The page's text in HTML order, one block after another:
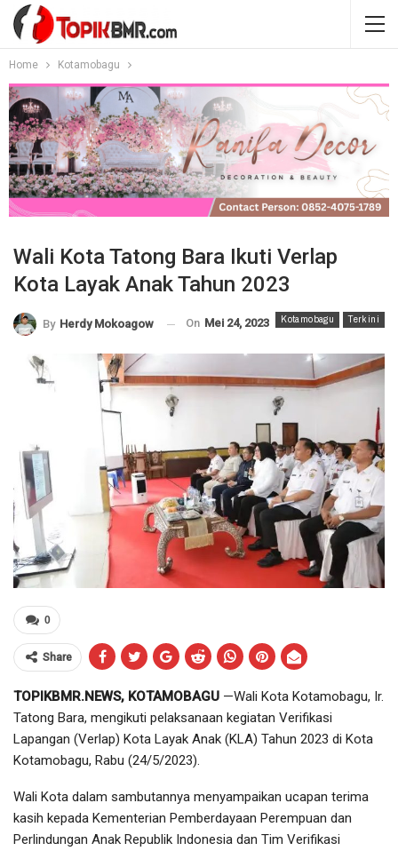
Home Kotamobagu
Wali Kota Tatong Bara Ikuti Verlap
Kota Layak Anak Tahun 2023
Kotamobagu Terkini
By Herdy Mokoagow On Mei 24, 2023
0
Share
TOPIKBMR.NEWS, KOTAMOBAGU —Wali Kota Kotamobagu, Ir.
Tatong Bara, mengikuti pelaksanaan kegiatan Verifikasi
Lapangan (Verlap) Kota Layak Anak (KLA) Tahun 2023 di Kota
Kotamobagu, Rabu (24/5/2023).
Wali Kota dalam sambutannya menyampaikan ucapan terima
kasih kepada Kementerian Pemberdayaan Perempuan dan
Perlindungan Anak Republik Indonesia dan Tim Verifikasi